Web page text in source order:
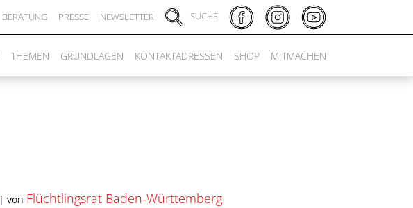
BERATUNG PRESSE NEWSLETTER SUCHE
THEMEN GRUNDLAGEN KONTAKTADRESSEN SHOP MITMACHEN
| von Flüchtlingsrat Baden-Württemberg